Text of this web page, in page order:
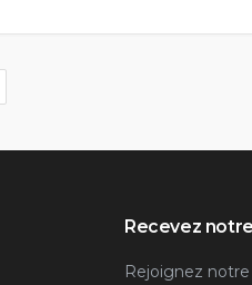
Recevez
Rejoignez